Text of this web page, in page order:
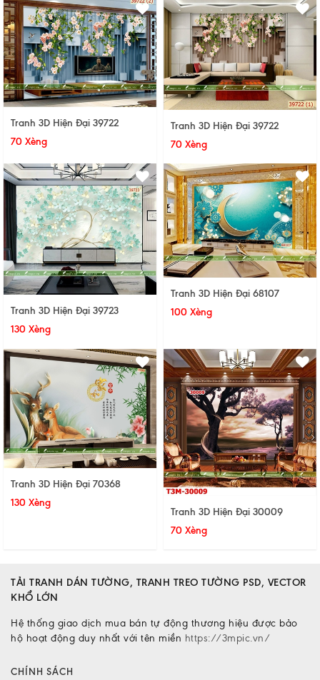
Tranh 3D Hiện Đại 39722
70 Xèng
Tranh 3D Hiện Đại 39722
70 Xèng
Tranh 3D Hiện Đại 39723
130 Xèng
Tranh 3D Hiện Đại 68107
100 Xèng
Tranh 3D Hiện Đại 70368
130 Xèng
Tranh 3D Hiện Đại 30009
70 Xèng
TẢI TRANH DÁN TƯỜNG, TRANH TREO TƯỜNG PSD, VECTOR
KHỔ LỚN
Hệ thống giao dịch mua bán tự động thương hiệu được bảo
hộ hoạt động duy nhất với tên miền https://3mpic.vn/
CHÍNH SÁCH